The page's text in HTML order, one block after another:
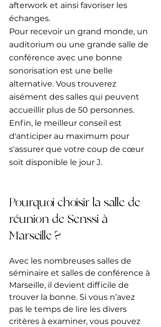
afterwork et ainsi favoriser les
échanges.
Pour recevoir un grand monde, un
auditorium ou une grande salle de
conférence avec une bonne
sonorisation est une belle
alternative. Vous trouverez
aisément des salles qui peuvent
accueillir plus de 50 personnes.
Enfin, le meilleur conseil est
d'anticiper au maximum pour
s'assurer que votre coup de cœur
soit disponible le jour J.
Pourquoi choisir la salle de
réunion de Senssi à
Marseille ?
Avec les nombreuses salles de
séminaire et salles de conférence à
Marseille, il devient difficile de
trouver la bonne. Si vous n’avez
pas le temps de lire les divers
critères à examiner, vous pouvez